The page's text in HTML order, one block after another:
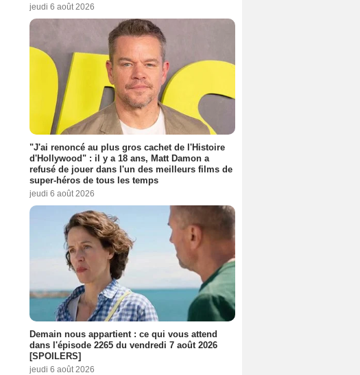
jeudi 6 août 2026
"J'ai renoncé au plus gros cachet de l'Histoire
d'Hollywood" : il y a 18 ans, Matt Damon a
refusé de jouer dans l'un des meilleurs films de
super-héros de tous les temps
jeudi 6 août 2026
Demain nous appartient : ce qui vous attend
dans l'épisode 2265 du vendredi 7 août 2026
[SPOILERS]
jeudi 6 août 2026